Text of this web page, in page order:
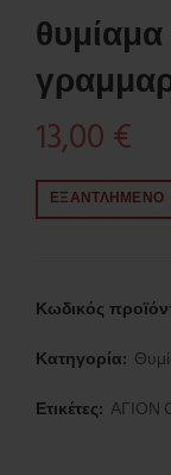
13,00 €
ΕΞΑΝΤΛΗΜΈΝΟ
Κωδικός
Κατηγορία:
Ετικέτες: ΑΓΙΟΝ